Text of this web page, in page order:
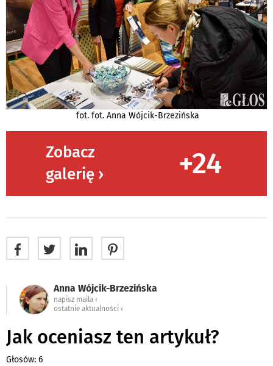
fot. fot. Anna Wójcik-Brzezińska
Zobacz
galerię ›
+24
Anna Wójcik-Brzezińska
napisz maila ‹
ostatnie aktualności ‹
Jak oceniasz ten artykuł?
Głosów: 6